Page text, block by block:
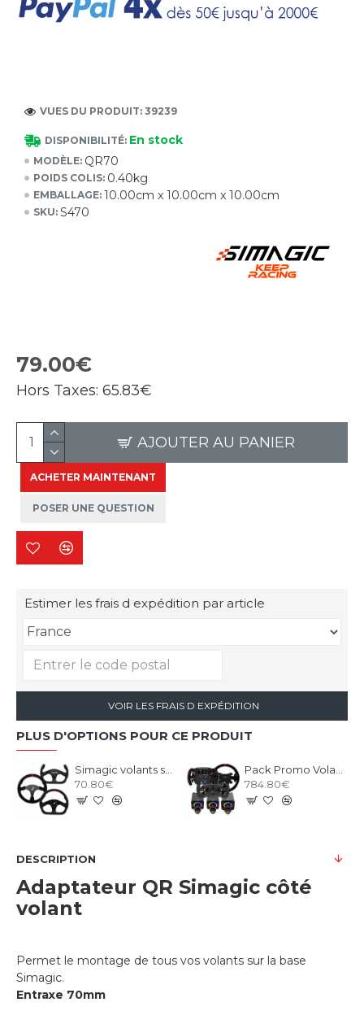
DISPONIBILITÉ: En stock
MODÈLE: QR70
POIDS COLIS: 0.40kg
EMBALLAGE: 10.00cm x 10.00cm x 10.00cm
SKU: S470
VUES DU PRODUIT: 39239
79.00€
Hors Taxes: 65.83€
AJOUTER AU PANIER
ACHETER MAINTENANT
POSER UNE QUESTION
Estimer les frais d expédition par article
VOIR LES FRAIS D EXPÉDITION
PLUS D'OPTIONS POUR CE PRODUIT
70.80€
784.80€
DESCRIPTION
Adaptateur QR Simagic côté
volant
Permet le montage de tous vos volants sur la base
Simagic.
Entraxe 70mm